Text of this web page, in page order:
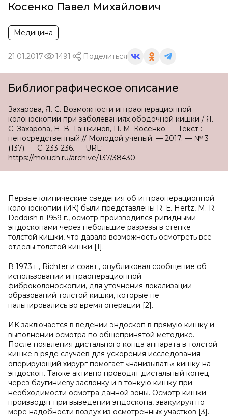
Косенко Павел Михайлович
Медицина
21.01.2017 1491 Поделиться
Библиографическое описание
Захарова, Я. С. Возможности интраоперационной
колоноскопии при заболеваниях ободочной кишки / Я.
С. Захарова, Н. В. Ташкинов, П. М. Косенко. — Текст :
непосредственный // Молодой ученый. — 2017. — № 3
(137). — С. 233-236. — URL:
https://moluch.ru/archive/137/38430.
Первые клинические сведения об интраоперационной
колоноскопии (ИК) были представлены R. Е. Hertz, М. R.
Deddish в 1959 г., осмотр производился ригидными
эндоскопами через небольшие разрезы в стенке
толстой кишки, что давало возможность осмотреть все
отделы толстой кишки [1].
В 1973 г., Richter и соавт., опубликовал сообщение об
использовании интраоперационной
фиброколоноскопии, для уточнения локализации
образований толстой кишки, которые не
пальпировались во время операции [2].
ИК заключается в ведении эндоскоп в прямую кишку и
выполнении осмотра по общепринятой методике.
После появления дистального конца аппарата в толстой
кишке в ряде случаев для ускорения исследования
оперирующий хирург помогает «нанизывать» кишку на
эндоскоп. Также активно проводят дистальный конец
через баугиниеву заслонку и в тонкую кишку при
необходимости осмотра данной зоны. Осмотр кишки
производят при выведении эндоскопа, эвакуируя по
мере надобности воздух из осмотренных участков [3].